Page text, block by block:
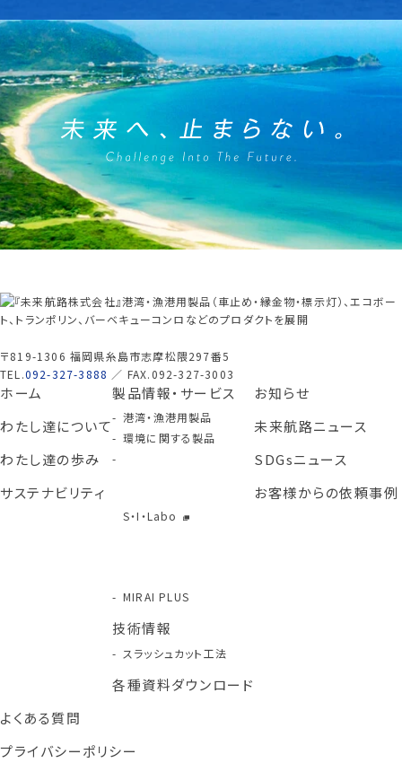
〒819-1306 福岡県糸島市志摩松隈297番5
TEL.092-327-3888 ／ FAX.092-327-3003
ホーム
わたし達について
わたし達の歩み
サステナビリティ
製品情報・サービス
港湾・漁港用製品
環境に関する製品
S・I・Labo
MIRAI PLUS
技術情報
スラッシュカット工法
各種資料ダウンロード
お知らせ
未来航路ニュース
SDGsニュース
お客様からの依頼事例
よくある質問
プライバシーポリシー